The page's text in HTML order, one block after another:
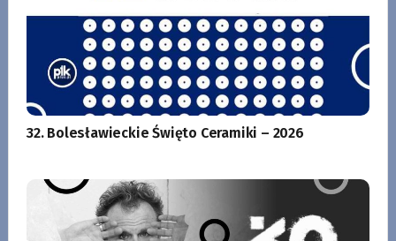
32. Bolesławieckie Święto Ceramiki – 2026